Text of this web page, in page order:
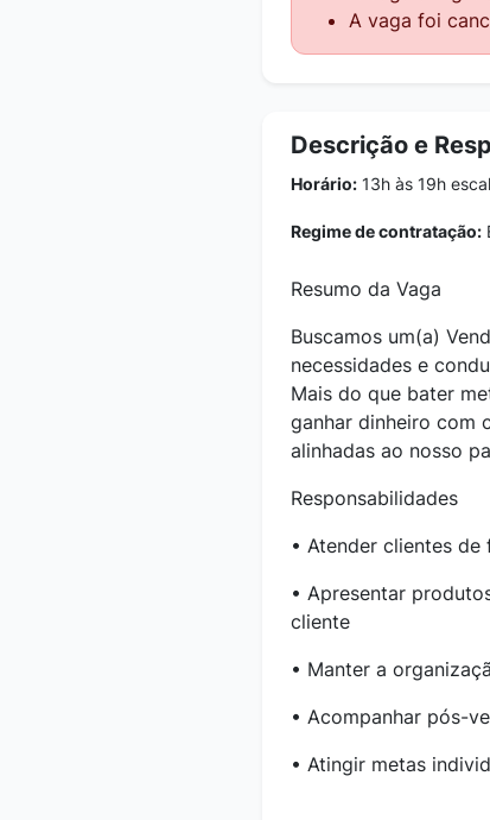
A vaga foi
Descrição e
Horário: 13h às 19h
Regime de contratação:
Resumo da Vaga
Buscamos um(a)
necessidades e
Mais do que bater
ganhar dinheiro com
alinhadas ao nosso
Responsabilidades
• Atender clientes
• Apresentar
cliente
• Manter a
• Acompanhar pós-
• Atingir metas